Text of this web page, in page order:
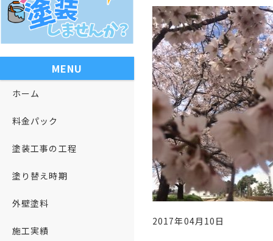
2017年04月10日
MENU
ホーム
料金パック
塗装工事の工程
塗り替え時期
外壁塗料
施工実績